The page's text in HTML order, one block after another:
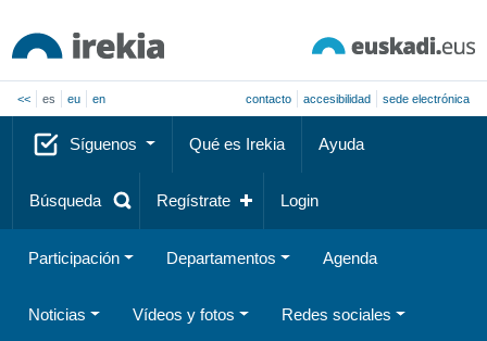
<< es eu en contacto accesibilidad sede electrónica
Síguenos Qué es Irekia Ayuda
Búsqueda Regístrate Login
Participación Departamentos Agenda
Noticias Vídeos y fotos Redes sociales